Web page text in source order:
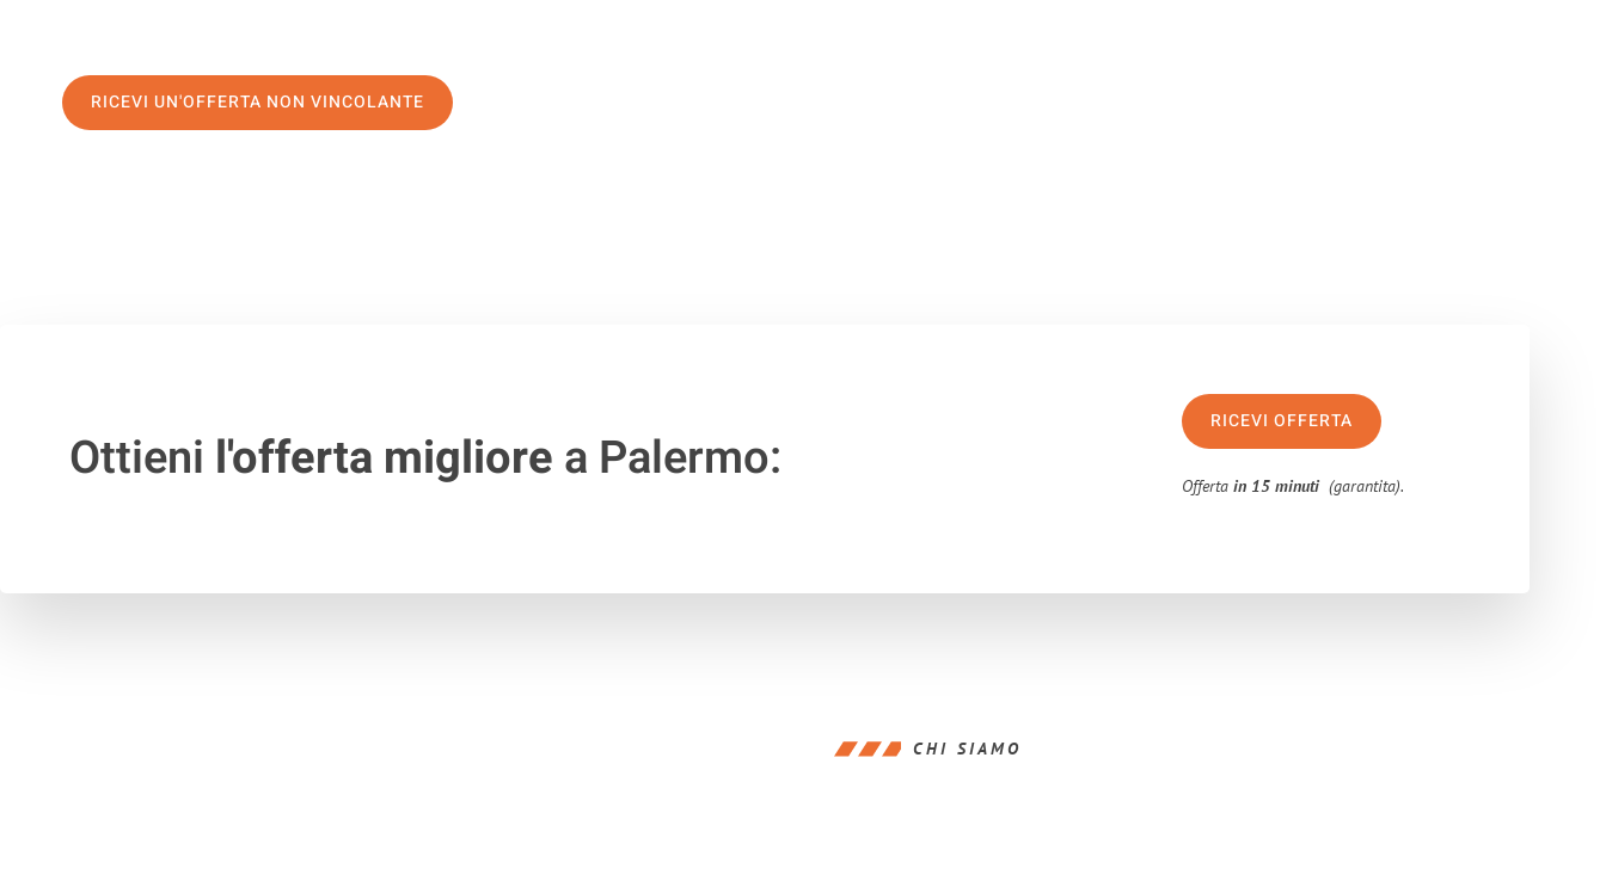
RICEVI UN'OFFERTA NON VINCOLANTE
Ottieni l'offerta migliorea Palermo:
RICEVI OFFERTA
Offertain 15 minuti (garantita).
CHI SIAMO